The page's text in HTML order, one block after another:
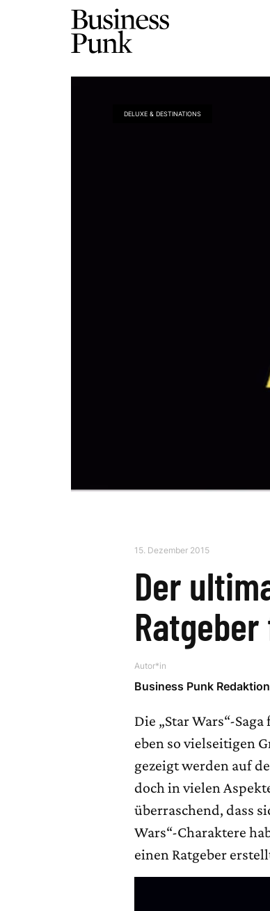
DELUXE & DESTINATIONS
15. Dezember 2015
Der
Autor*in
Business Punk Redaktion
Die „Star Wars“-
eben so vielseitigen
gezeigt werden auf
doch in vielen
überraschend, dass
Wars“-Charaktere
einen Ratgeber